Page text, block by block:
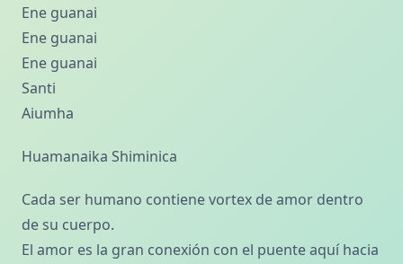
Ene guanai
Ene guanai
Ene guanai
Santi
Aiumha
Huamanaika Shiminica
Cada ser humano contiene vortex de amor dentro
de su cuerpo.
El amor es la gran conexión con el puente aquí hacia